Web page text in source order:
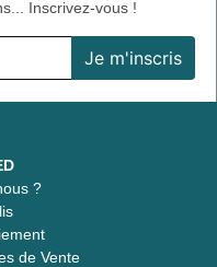
Inscrivez-vous !
?
de Vente